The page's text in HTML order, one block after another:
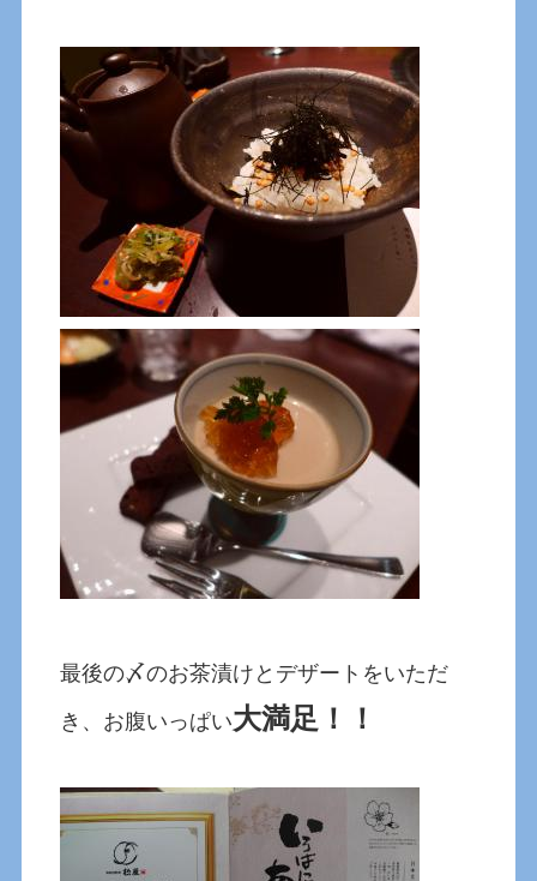
最後の〆のお茶漬けとデザートをいただ
き、お腹いっぱい大満足！！